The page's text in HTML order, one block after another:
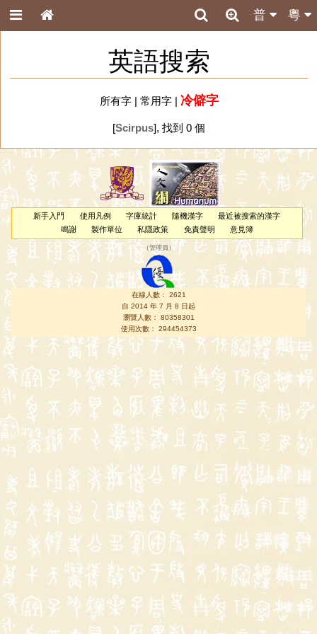
粵
普
英語搜索
所有字| 常用字| 冷僻字
[Scirpus], 找到 0 個
新手入門 使用凡例 字庫統計 隨機漢字
最近被搜索的漢字
鳴謝
製作單位 私隱政策 免責聲明 意見簿
（管理員 ）
在線人數： 2621
自 2014 年 7 月 8 日起
瀏覽人數： 80358301
使用次數： 294454373